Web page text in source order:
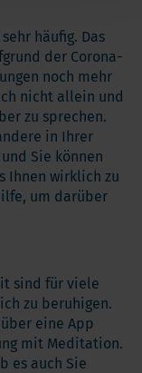
häufig. Das
der Corona-
noch mehr
nicht allein und
zu sprechen.
in Ihrer
Sie können
Ihnen wirklich zu
um darüber
sind für viele
zu beruhigen.
eine App
mit Meditation.
es auch Sie